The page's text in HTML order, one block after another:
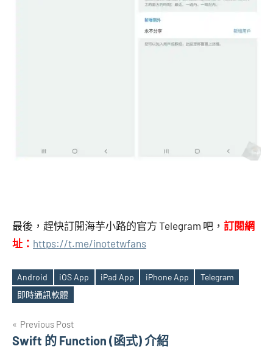
最後，趕快訂閱海芋小路的官方 Telegram 吧， 訂閱網
址： https://t.me/inotetwfans
Tags
Android iOS App iPad App iPhone App
Telegram
即時通訊軟體
文
章
Previous Post
Swift 的 Function (函式) 介紹